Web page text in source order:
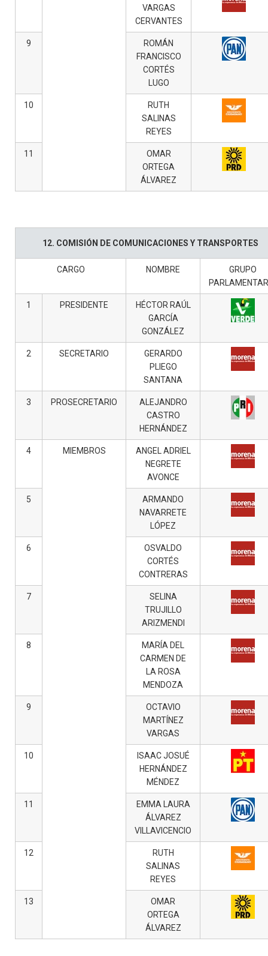
VARGAS
CERVANTES
9
ROMÁN
FRANCISCO
CORTÉS
LUGO
10
RUTH
SALINAS
REYES
11
OMAR
ORTEGA
ÁLVAREZ
12. COMISIÓN DE COMUNICACIONES Y TRANSPORTES
CARGO NOMBRE
GRUPO
1 PRESIDENTE
HÉCTOR RAÚL
GARCÍA
GONZÁLEZ
2 SECRETARIO
GERARDO
PLIEGO
SANTANA
3 PROSECRETARIO
ALEJANDRO
CASTRO
HERNÁNDEZ
4 MIEMBROS
ANGEL ADRIEL
NEGRETE
AVONCE
5
ARMANDO
NAVARRETE
LÓPEZ
6
OSVALDO
CORTÉS
CONTRERAS
7
SELINA
TRUJILLO
ARIZMENDI
8
MARÍA DEL
CARMEN DE
LA ROSA
MENDOZA
9
OCTAVIO
MARTÍNEZ
VARGAS
10
ISAAC JOSUÉ
HERNÁNDEZ
MÉNDEZ
11
EMMA LAURA
ÁLVAREZ
VILLAVICENCIO
12
RUTH
SALINAS
REYES
13
OMAR
ORTEGA
ÁLVAREZ